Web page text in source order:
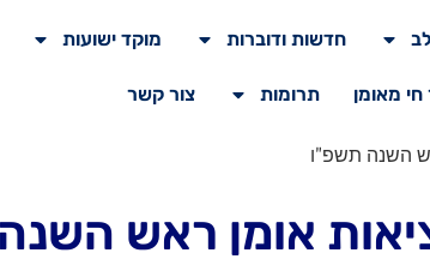
חדשות ודוברות מוקד ישועות
חי מאומן תרומות צור קשר
השנה תשפ"ו
אומן ראש